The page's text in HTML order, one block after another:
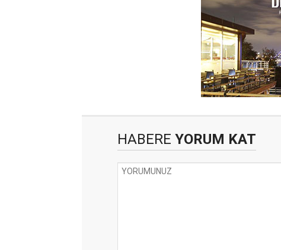
HABERE YORUM KAT